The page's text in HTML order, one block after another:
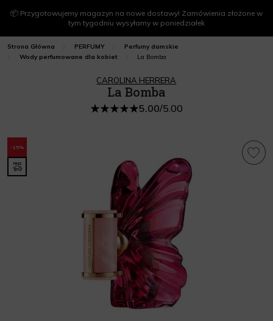
📦 Przygotowujemy magazyn na nowe dostawy! Zamówienia złożone w
tym tygodniu wysyłamy w poniedziałek
Strona Główna PERFUMY
Perfumy damskie
Wody perfumowane dla kobiet
La Bomba
CAROLINA HERRERA
La Bomba
5.00/5.00
-15%